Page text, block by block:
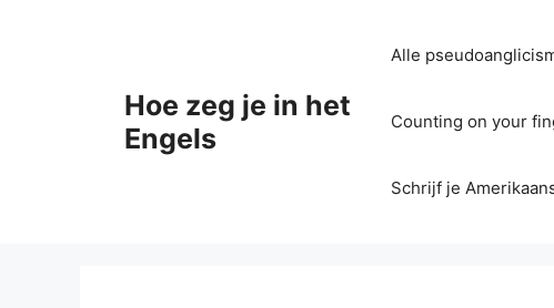
Hoe zeg je in het
Engels
Alle
Counting on your
Schrijf je